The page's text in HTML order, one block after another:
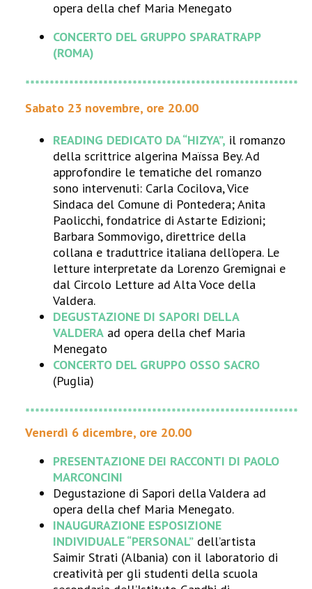
opera della chef Maria Menegato
CONCERTO DEL GRUPPO SPARATRAPP
(ROMA)
********************************************************
Sabato 23 novembre, ore 20.00
READING DEDICATO DA “HIZYA”, il romanzo
della scrittrice algerina Maïssa Bey. Ad
approfondire le tematiche del romanzo
sono intervenuti: Carla Cocilova, Vice
Sindaca del Comune di Pontedera; Anita
Paolicchi, fondatrice di Astarte Edizioni;
Barbara Sommovigo, direttrice della
collana e traduttrice italiana dell’opera. Le
letture interpretate da Lorenzo Gremignai e
dal Circolo Letture ad Alta Voce della
Valdera.
DEGUSTAZIONE DI SAPORI DELLA
VALDERA ad opera della chef Maria
Menegato
CONCERTO DEL GRUPPO OSSO SACRO
(Puglia)
********************************************************
Venerdì 6 dicembre, ore 20.00
PRESENTAZIONE DEI RACCONTI DI PAOLO
MARCONCINI
Degustazione di Sapori della Valdera ad
opera della chef Maria Menegato.
INAUGURAZIONE ESPOSIZIONE
INDIVIDUALE “PERSONAL” dell’artista
Saimir Strati (Albania) con il laboratorio di
creatività per gli studenti della scuola